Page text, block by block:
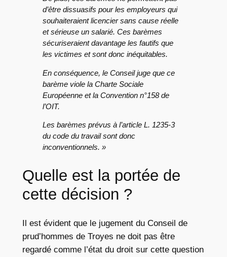
d’être dissuasifs pour les employeurs qui
souhaiteraient licencier sans cause réelle
et sérieuse un salarié. Ces barèmes
sécuriseraient davantage les fautifs que
les victimes et sont donc inéquitables.
En conséquence, le Conseil juge que ce
barème viole la Charte Sociale
Européenne et la Convention n°158 de
l’OIT.
Les barèmes prévus à l’article L. 1235-3
du code du travail sont donc
inconventionnels. »
Quelle est la portée de
cette décision ?
Il est évident que le jugement du Conseil de
prud’hommes de Troyes ne doit pas être
regardé comme l’état du droit sur cette question